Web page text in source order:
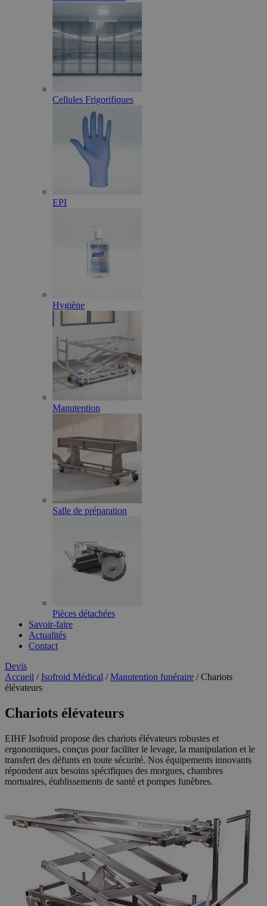
Cellules Frigorifiques
EPI
Hygiène
Manutention
Salle de préparation
Pièces détachées
Savoir-faire
Actualités
Contact
Devis
Accueil /Isofroid Médical /Manutention funéraire /Chariots
élévateurs
Chariots élévateurs
EIHF Isofroid propose des chariots élévateurs robustes et
ergonomiques, conçus pour faciliter le levage, la manipulation et le
transfert des défunts en toute sécurité. Nos équipements innovants
répondent aux besoins spécifiques des morgues, chambres
mortuaires, établissements de santé et pompes funèbres.